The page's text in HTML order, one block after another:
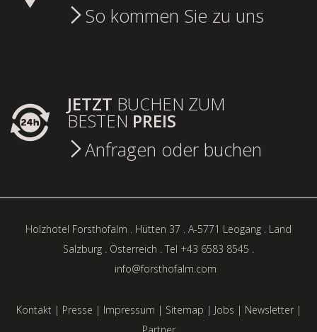
So kommen Sie zu uns
JETZT BUCHEN ZUM
BESTEN PREIS
Anfragen oder buchen
Holzhotel Forsthofalm . Hütten 37 . A-5771 Leogang . Land
Salzburg . Österreich . Tel +43 6583 8545 .
info@forsthofalm.com
Kontakt| Presse | Impressum | Sitemap | Jobs | Newsletter|